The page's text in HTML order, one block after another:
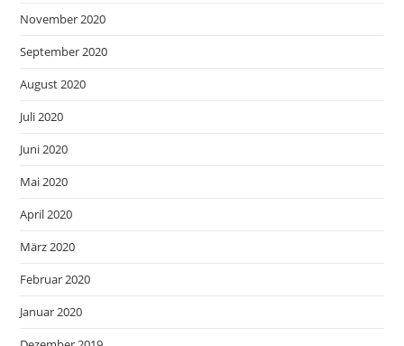
November 2020
September 2020
August 2020
Juli 2020
Juni 2020
Mai 2020
April 2020
März 2020
Februar 2020
Januar 2020